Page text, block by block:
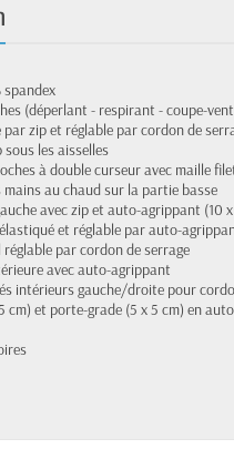
(déperlant - respirant - coupe-
par zip et réglable par cordon de
les aisselles
à double curseur avec maille
au chaud sur la partie basse
avec zip et auto-agrippant (10 x
et réglable par auto-
par cordon de serrage
avec auto-agrippant
intérieurs gauche/droite pour
cm) et porte-grade (5 x 5 cm) en